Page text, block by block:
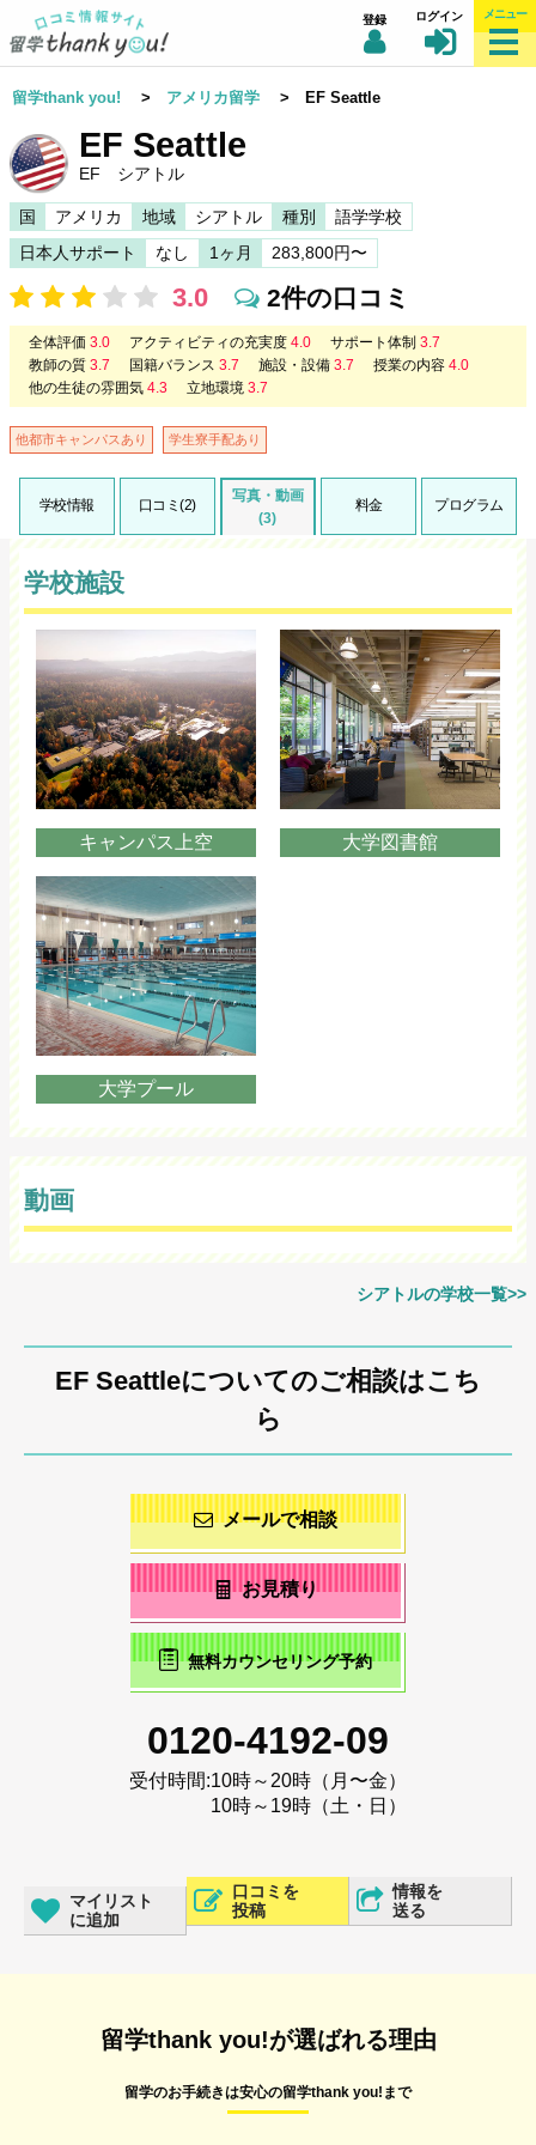
登録 ログイン メニュー
留学thank you! > アメリカ留学 > EF Seattle
EF Seattle
EF シアトル
国 アメリカ 地域 シアトル 種別
語学学校
日本人サポート
なし 1ヶ月 283,800円〜
3.0 2件の口コミ
全体評価 3.0 アクティビティの充実度 4.0 サポート体制 3.7
教師の質 3.7 国籍バランス 3.7 施設・設備 3.7 授業の内容 4.0
他の生徒の雰囲気 4.3 立地環境 3.7
他都市キャンパスあり 学生寮手配あり
学校情報 口コミ(2)
写真・動画
(3)
料金 プログラム
学校施設
キャンパス上空 大学図書館
大学プール
動画
シアトルの学校一覧>>
EF Seattleについてのご相談はこち
ら
メールで相談
お見積り
無料カウンセリング予約
0120-4192-09
受付時間:10時～20時（月〜金）
10時～19時（土・日）
マイリスト
に追加
口コミを
投稿
情報を
送る
留学thank you!が選ばれる理由
留学のお手続きは安心の留学thank you!まで